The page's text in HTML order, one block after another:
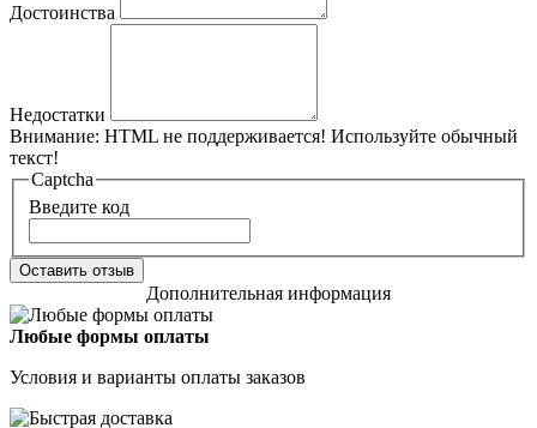
Достоинства
Недостатки
Внимание: HTML не поддерживается! Используйте обычный
текст!
Captcha
Введите код
Оставить отзыв
Дополнительная информация
Любые формы оплаты
Условия и варианты оплаты заказов